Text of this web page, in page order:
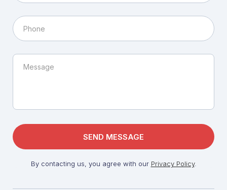
By contacting us, you agree with our Privacy Policy.